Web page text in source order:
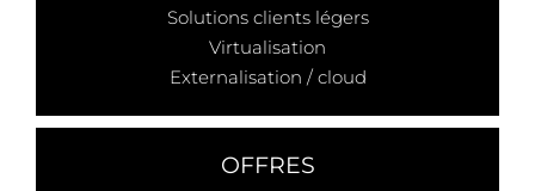
Solutions clients légers
Virtualisation
Externalisation / cloud
OFFRES